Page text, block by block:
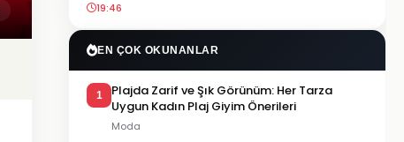
19:46
EN ÇOK OKUNANLAR
1
Plajda Zarif ve Şık Görünüm: Her Tarza
Uygun Kadın Plaj Giyim Önerileri
Moda